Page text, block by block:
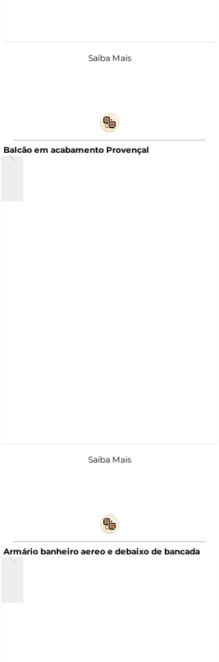
Saiba Mais
Balcão em acabamento Provençal
Saiba Mais
Armário banheiro aereo e debaixo de bancada